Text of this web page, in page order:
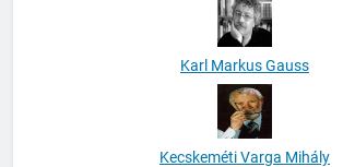
Karl Markus Gauss
Kecskeméti Varga Mihály